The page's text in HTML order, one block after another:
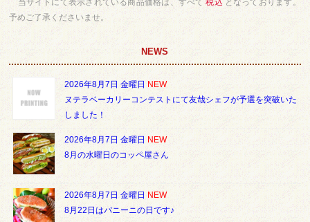
当サイトにて表示されている商品価格は、すべて 税込 となっております。
予めご了承くださいませ。
NEWS
2026年8月7日 金曜日 NEW
ヌテラベーカリーコンテストにて友哉シェフが予選を突破いた
しました！
2026年8月7日 金曜日 NEW
8月の水曜日のコッペ屋さん
2026年8月7日 金曜日 NEW
8月22日はパニーニの日です♪